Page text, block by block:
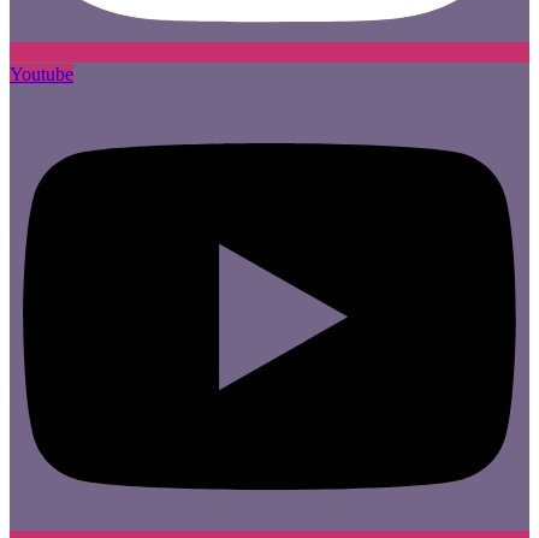
Youtube